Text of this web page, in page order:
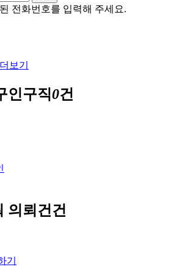
전화번호를 입력해 주세요.
더보기
인구직0건
의뢰건건
기